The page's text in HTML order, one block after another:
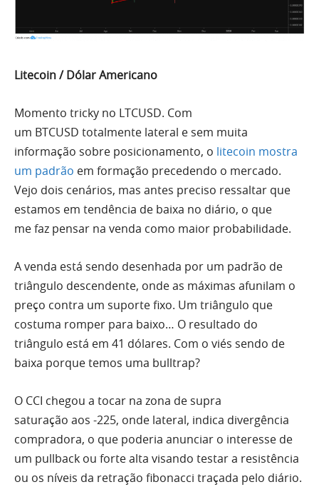
Litecoin / Dólar Americano
Momento tricky no LTCUSD. Com
um BTCUSD totalmente lateral e sem muita
informação sobre posicionamento, o litecoin mostra
um padrão em formação precedendo o mercado.
Vejo dois cenários, mas antes preciso ressaltar que
estamos em tendência de baixa no diário, o que
mefaz pensar na venda como maior probabilidade.
A venda está sendo desenhada por um padrão de
triângulo descendente, onde as máximas afunilam o
preço contra um suporte fixo. Um triângulo que
costuma romper para baixo… O resultado do
triângulo está em 41 dólares. Com o viés sendo de
baixa porque temos uma bulltrap?
O CCI chegou a tocar na zona de supra
saturação aos -225, onde lateral, indica divergência
compradora, o que poderia anunciar o interesse de
um pullback ou fortealta visando testar a resistência
ou os níveis da retração fibonacci traçada pelo diário.